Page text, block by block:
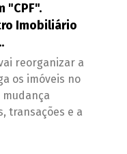
"CPF".
Imobiliário
reorganizar a
os imóveis no
mudança
transações e a